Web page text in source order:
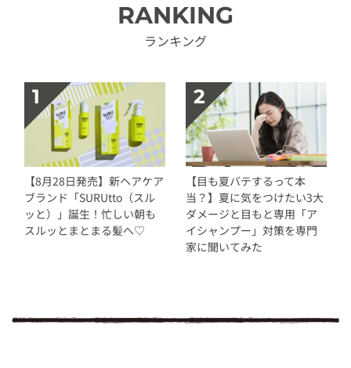
RANKING
ランキング
【8月28日発売】新ヘアケア
ブランド「SURUtto（スル
ッと）」誕生！忙しい朝も
スルッとまとまる髪へ♡
【目も夏バテするって本
当？】夏に気をつけたい3大
ダメージと目もと専用「ア
イシャンプー」対策を専門
家に聞いてみた